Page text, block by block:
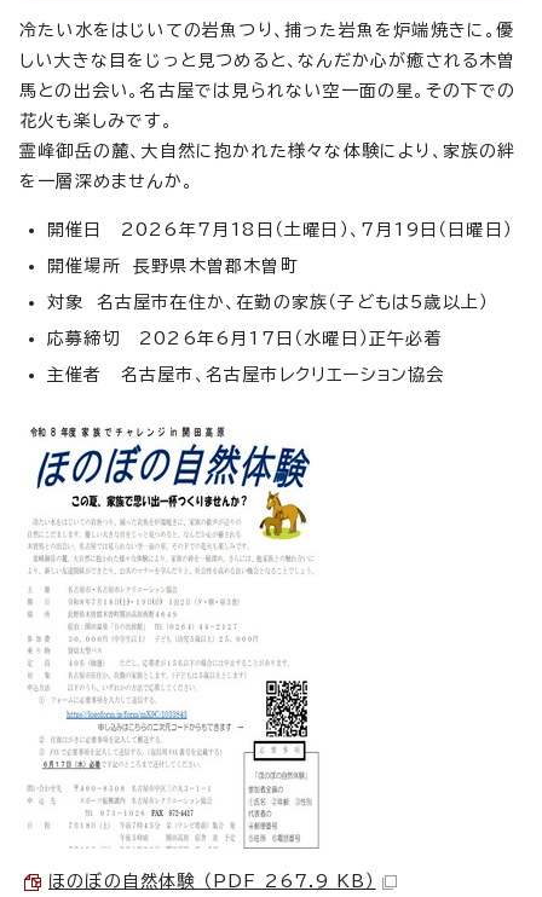
冷たい水をはじいての岩魚つり、捕った岩魚を炉端焼きに。優
しい大きな目をじっと見つめると、なんだか心が癒される木曽
馬との出会い。名古屋では見られない空一面の星。その下での
花火も楽しみです。
霊峰御岳の麓、大自然に抱かれた様々な体験により、家族の絆
を一層深めませんか。
開催日 2026年7月18日（土曜日）、7月19日（日曜日）
開催場所 長野県木曽郡木曽町
対象 名古屋市在住か、在勤の家族（子どもは5歳以上）
応募締切 2026年6月17日（水曜日）正午必着
主催者 名古屋市、名古屋市レクリエーション協会
ほのぼの自然体験 （PDF 267.9 KB）